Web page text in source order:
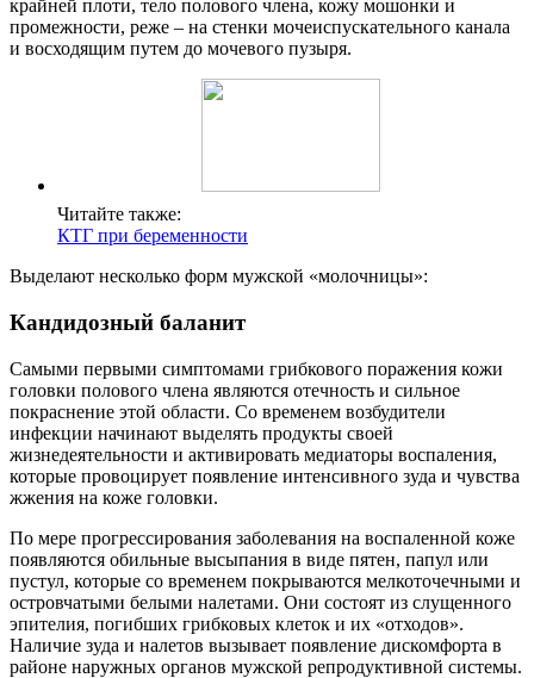
крайней плоти, тело полового члена, кожу мошонки и
промежности, реже – на стенки мочеиспускательного канала
и восходящим путем до мочевого пузыря.
Читайте также:
КТГ при беременности
Выделают несколько форм мужской «молочницы»:
Кандидозный баланит
Самыми первыми симптомами грибкового поражения кожи
головки полового члена являются отечность и сильное
покраснение этой области. Со временем возбудители
инфекции начинают выделять продукты своей
жизнедеятельности и активировать медиаторы воспаления,
которые провоцирует появление интенсивного зуда и чувства
жжения на коже головки.
По мере прогрессирования заболевания на воспаленной коже
появляются обильные высыпания в виде пятен, папул или
пустул, которые со временем покрываются мелкоточечными и
островчатыми белыми налетами. Они состоят из слущенного
эпителия, погибших грибковых клеток и их «отходов».
Наличие зуда и налетов вызывает появление дискомфорта в
районе наружных органов мужской репродуктивной системы.